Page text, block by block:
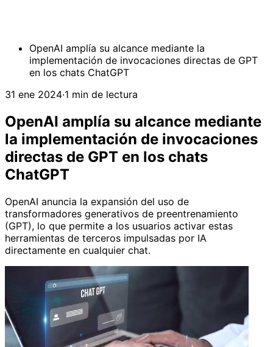
OpenAI amplía su alcance mediante la
implementación de invocaciones directas de GPT
en los chats ChatGPT
31 ene 2024·1 min de lectura
OpenAI amplía su alcance mediante
la implementación de invocaciones
directas de GPT en los chats
ChatGPT
OpenAI anuncia la expansión del uso de
transformadores generativos de preentrenamiento
(GPT), lo que permite a los usuarios activar estas
herramientas de terceros impulsadas por IA
directamente en cualquier chat.